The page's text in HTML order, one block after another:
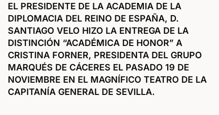
EL PRESIDENTE DE LA ACADEMIA DE LA
DIPLOMACIA DEL REINO DE ESPAÑA, D.
SANTIAGO VELO HIZO LA ENTREGA DE LA
DISTINCIÓN “ACADÉMICA DE HONOR” A
CRISTINA FORNER, PRESIDENTA DEL GRUPO
MARQUÉS DE CÁCERES EL PASADO 19 DE
NOVIEMBRE EN EL MAGNÍFICO TEATRO DE LA
CAPITANÍA GENERAL DE SEVILLA.